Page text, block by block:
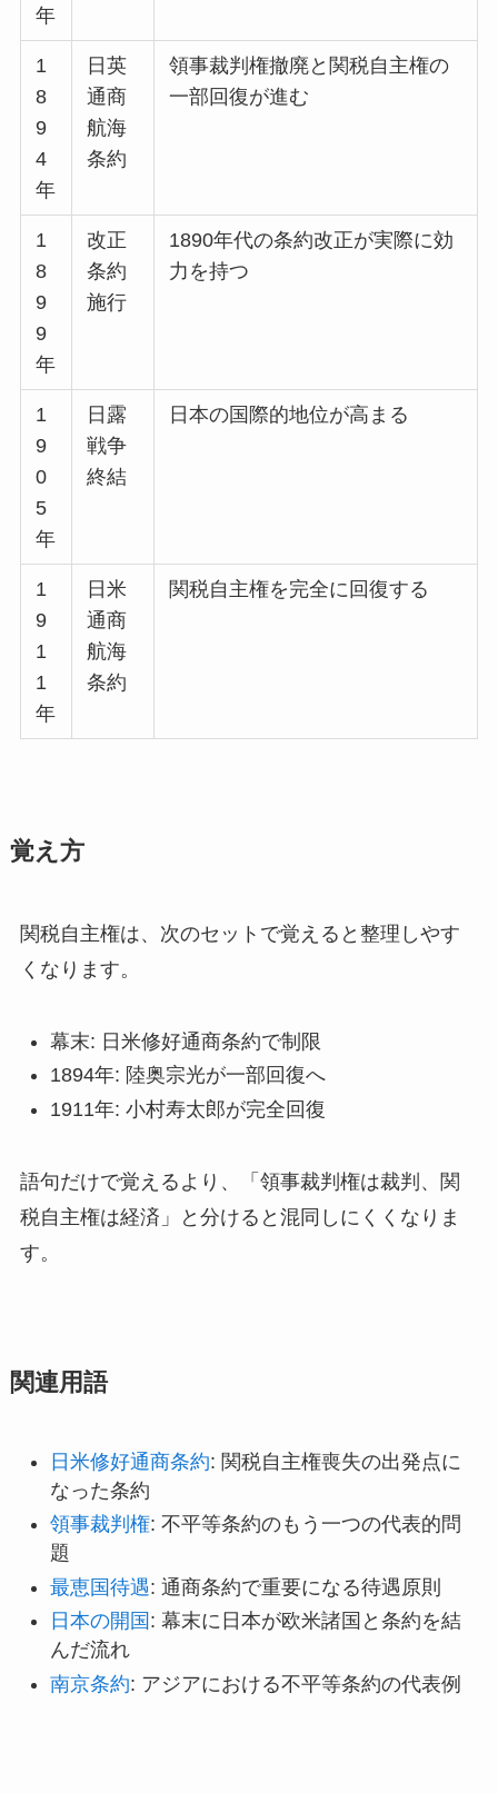
年
1
8
9
4
年
日英
通商
航海
条約
領事裁判権撤廃と関税自主権の
一部回復が進む
1
8
9
9
年
改正
条約
施行
1890年代の条約改正が実際に効
力を持つ
1
9
0
5
年
日露
戦争
終結
日本の国際的地位が高まる
1
9
1
1
年
日米
通商
航海
条約
関税自主権を完全に回復する
覚え方
関税自主権は、次のセットで覚えると整理しやす
くなります。
幕末: 日米修好通商条約で制限
1894年: 陸奥宗光が一部回復へ
1911年: 小村寿太郎が完全回復
語句だけで覚えるより、「領事裁判権は裁判、関
税自主権は経済」と分けると混同しにくくなりま
す。
関連用語
日米修好通商条約: 関税自主権喪失の出発点に
なった条約
領事裁判権: 不平等条約のもう一つの代表的問
題
最恵国待遇: 通商条約で重要になる待遇原則
日本の開国 : 幕末に日本が欧米諸国と条約を結
んだ流れ
南京条約: アジアにおける不平等条約の代表例